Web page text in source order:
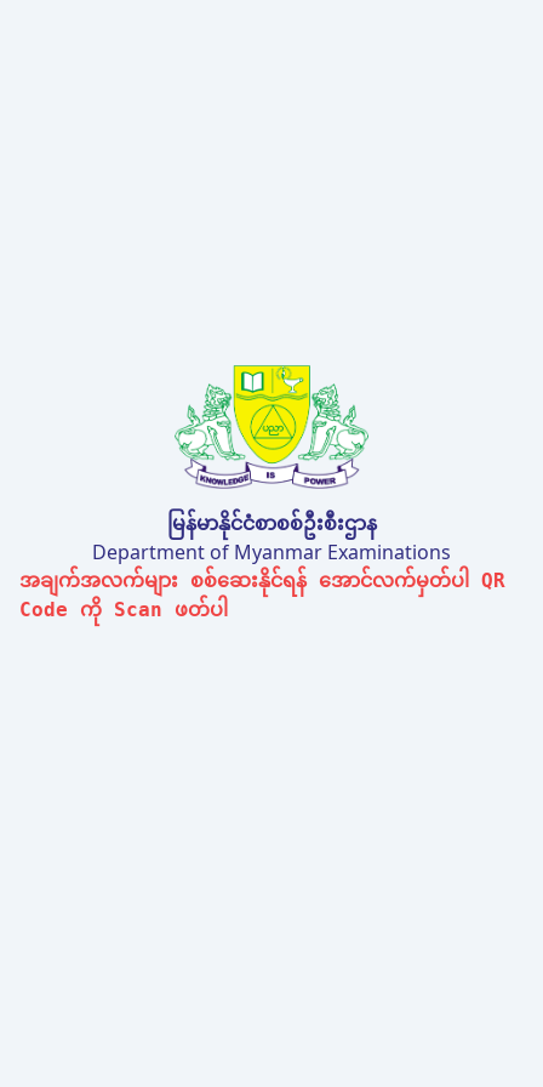
မြန်မာနိုင်ငံစာစစ်ဦးစီးဌာန
Department of Myanmar Examinations
အချက်အလက်များ စစ်ဆေးနိုင်ရန် အောင်လက်မှတ်ပါ QR
Code ကို Scan ဖတ်ပါ